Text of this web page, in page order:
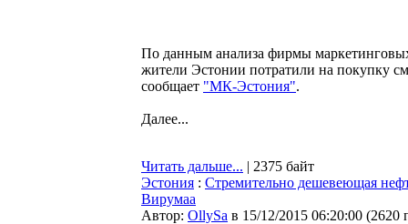
По данным анализа фирмы
жители Эстонии потратили на покупку
сообщает "МК-Эстония".
Далее...
Читать дальше... | 2375 байт
Эстония : Стремительно дешевеющая
Вирумаа
Автор: OllySa в 15/12/2015 06:20:00 (2620